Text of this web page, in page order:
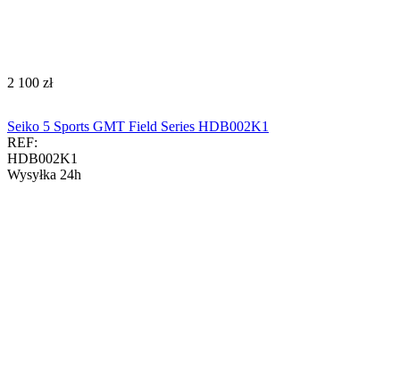
‍2 100‍ zł
Seiko 5 Sports GMT Field Series HDB002K1
REF:
HDB002K1
Wysyłka 24h